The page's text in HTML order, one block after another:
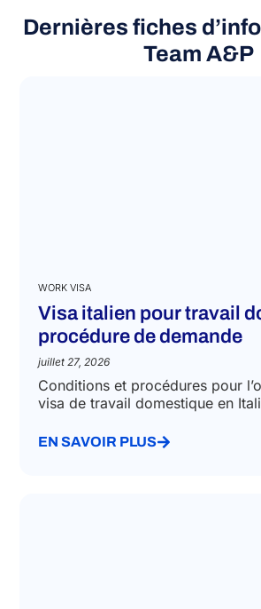
Dernières fiches
Team A&P
WORK VISA
Visa italien pour travail
procédure de demande
juillet 27, 2026
Conditions et procédures pour
visa de travail domestique en
EN SAVOIR PLUS